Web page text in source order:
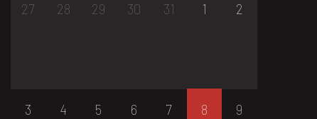
27 28 29 30 31 1 2
3 4 5 6 7 8 9